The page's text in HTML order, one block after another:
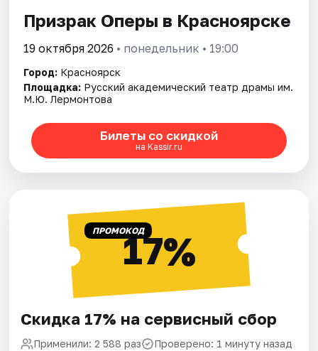
Призрак Оперы в Красноярске
19 октября 2026 • понедельник • 19:00
Город: Красноярск
Площадка: Русский академический театр драмы им.
М.Ю. Лермонтова
Билеты со скидкой
на Kassir.ru
ПРОМОКОД17%
Скидка 17% на сервисный сбор
Применили: 2 588 раз Проверено: 1 минуту назад